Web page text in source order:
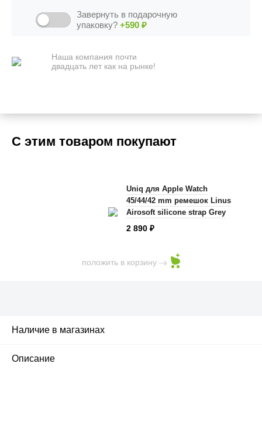
Завернуть в подарочную
упаковку? +590 ₽
Наша компания почти
двадцать лет как на рынке!
С этим товаром покупают
Uniq для Apple Watch
45/44/42 mm ремешок Linus
Airosoft silicone strap Grey
2 890 ₽
положить в корзину
Наличие в магазинах
Описание